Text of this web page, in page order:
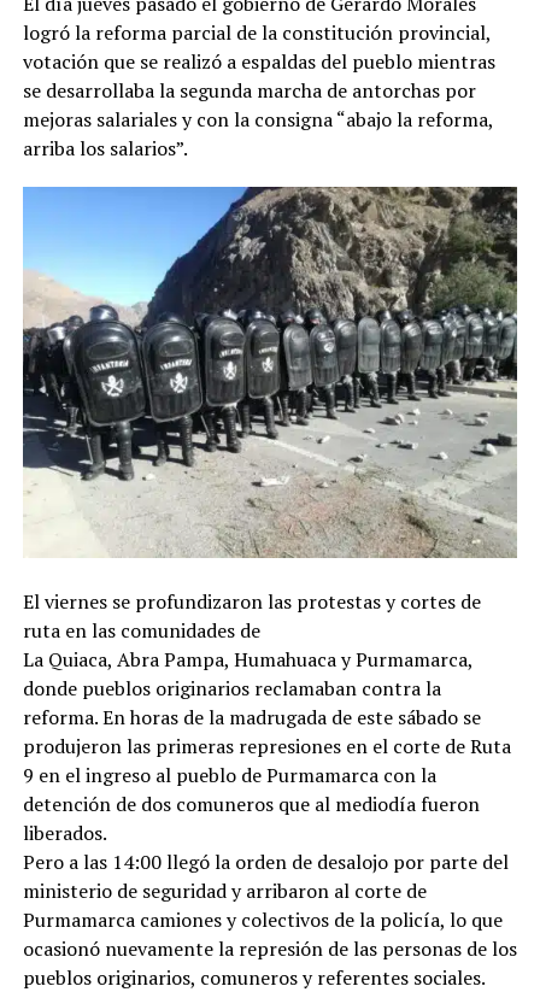
logró la reforma parcial de la constitución provincial,
votación que se realizó a espaldas del pueblo mientras
se desarrollaba la segunda marcha de antorchas por
mejoras salariales y con la consigna “abajo la reforma,
arriba los salarios”.
El viernes se profundizaron las protestas y cortes de
ruta en las comunidades de
La Quiaca, Abra Pampa, Humahuaca y Purmamarca,
donde pueblos originarios reclamaban contra la
reforma. En horas de la madrugada de este sábado se
produjeron las primeras represiones en el corte de Ruta
9 en el ingreso al pueblo de Purmamarca con la
detención de dos comuneros que al mediodía fueron
liberados.
Pero a las 14:00 llegó la orden de desalojo por parte del
ministerio de seguridad y arribaron al corte de
Purmamarca camiones y colectivos de la policía, lo que
ocasionó nuevamente la represión de las personas de los
pueblos originarios, comuneros y referentes sociales.